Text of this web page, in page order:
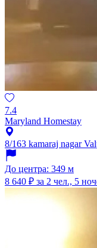
7.4
Maryland Homestay
8/163 kamaraj nagar
До центра: 349 м
8 640 ₽ за 2 чел., 5